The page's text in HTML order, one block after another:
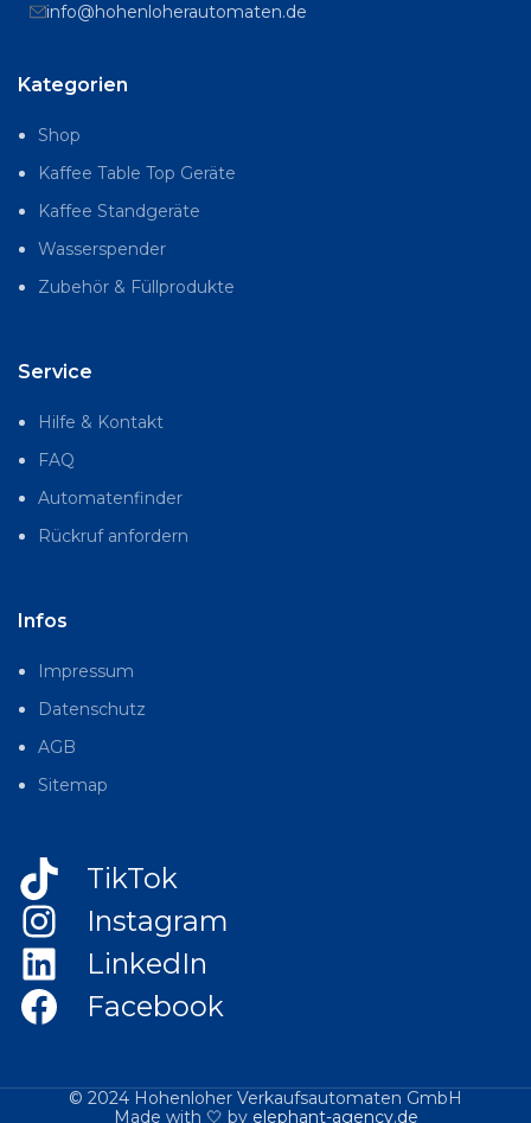
info@hohenloherautomaten.de
Kategorien
Shop
Kaffee Table Top Geräte
Kaffee Standgeräte
Wasserspender
Zubehör & Füllprodukte
Service
Hilfe & Kontakt
FAQ
Automatenfinder
Rückruf anfordern
Infos
Impressum
Datenschutz
AGB
Sitemap
TikTok
Instagram
LinkedIn
Facebook
© 2024 Hohenloher Verkaufsautomaten GmbH
Made with 🤍 by elephant-agency.de